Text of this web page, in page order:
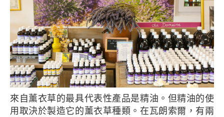
來自薰衣草的最具代表性產品是精油。但精油的使
用取決於製造它的薰衣草種類。在瓦朗索爾，有兩